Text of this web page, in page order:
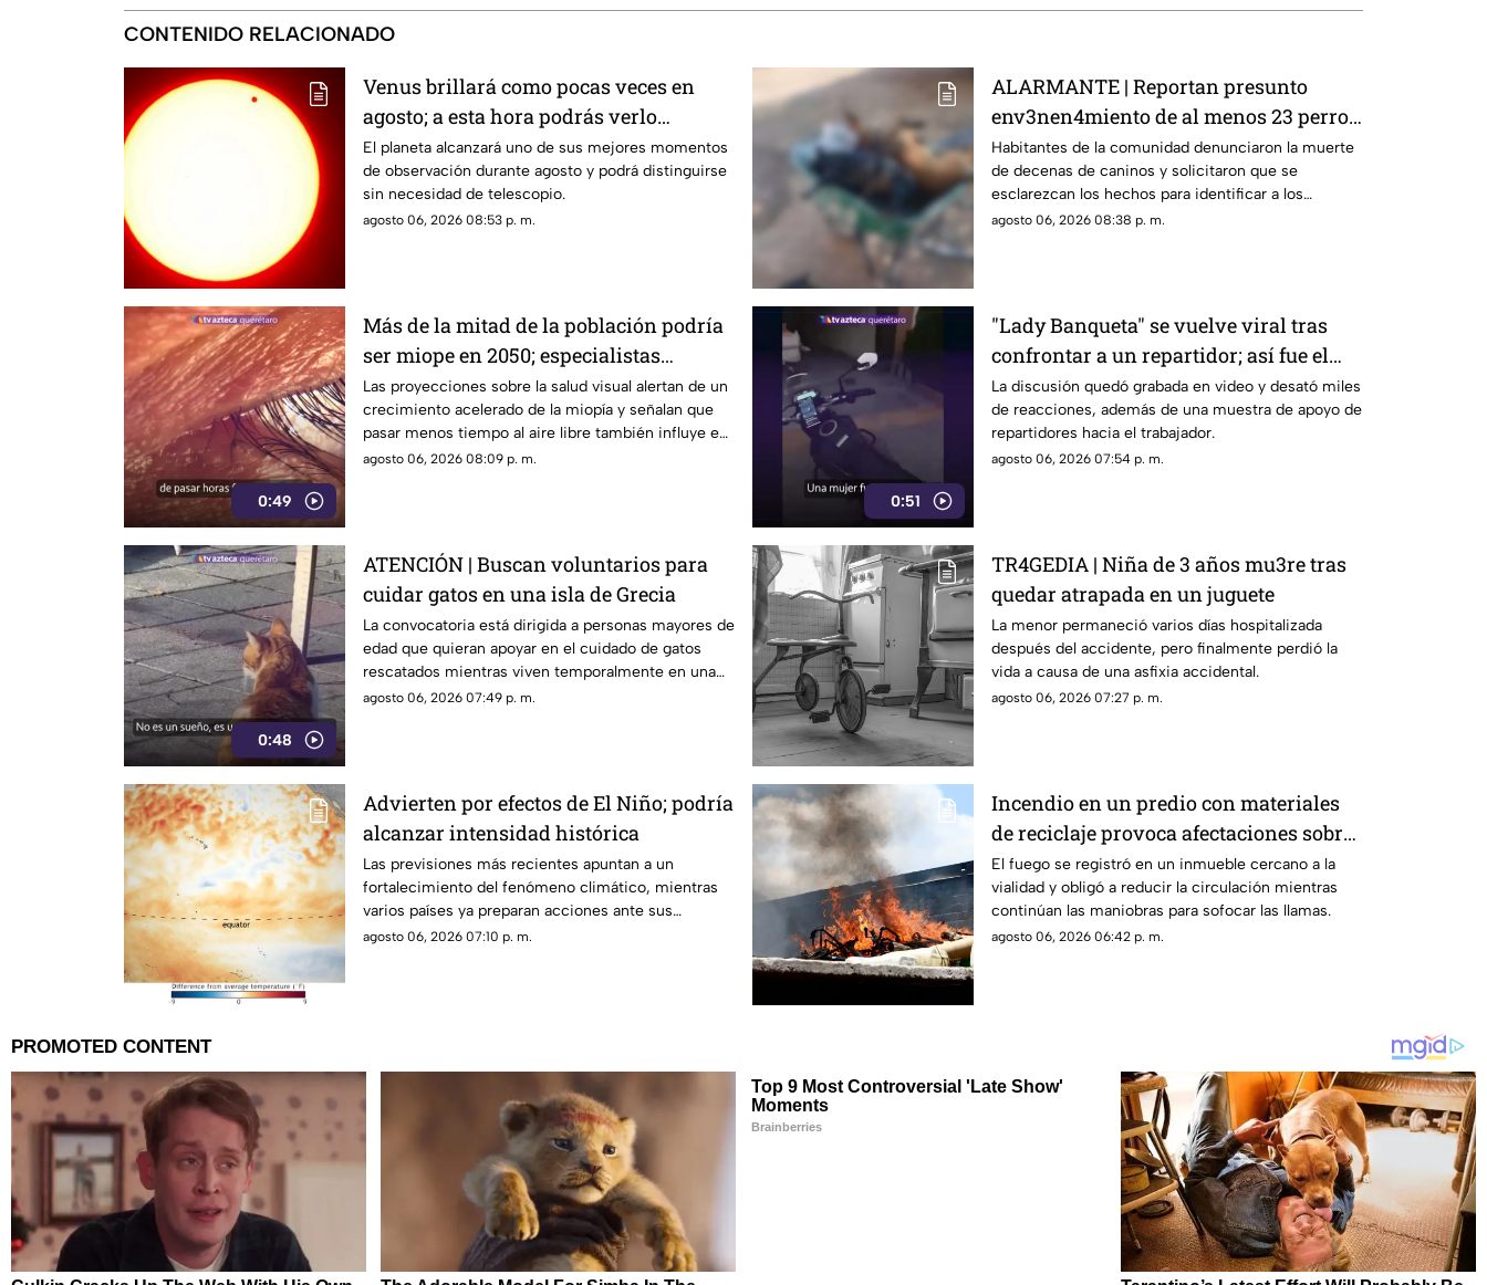
CONTENIDO RELACIONADO
Venus brillará como pocas veces en
agosto; a esta hora podrás verlo
durante este mes
El planeta alcanzará uno de sus mejores momentos
de observación durante agosto y podrá distinguirse
sin necesidad de telescopio.
agosto 06, 2026 08:53 p. m.
ALARMANTE | Reportan presunto
env3nen4miento de al menos 23 perros
en esta zona de Querétaro: IMAGENES
SENSIBLES
Habitantes de la comunidad denunciaron la muerte
de decenas de caninos y solicitaron que se
esclarezcan los hechos para identificar a los
posibles responsables.
agosto 06, 2026 08:38 p. m.
0:49
Más de la mitad de la población podría
ser miope en 2050; especialistas
advierten las causas
Las proyecciones sobre la salud visual alertan de un
crecimiento acelerado de la miopía y señalan que
pasar menos tiempo al aire libre también influye en
su desarrollo.
agosto 06, 2026 08:09 p. m.
0:51
"Lady Banqueta" se vuelve viral tras
confrontar a un repartidor; así fue el
momento
La discusión quedó grabada en video y desató miles
de reacciones, además de una muestra de apoyo de
repartidores hacia el trabajador.
agosto 06, 2026 07:54 p. m.
0:48
ATENCIÓN | Buscan voluntarios para
cuidar gatos en una isla de Grecia
La convocatoria está dirigida a personas mayores de
edad que quieran apoyar en el cuidado de gatos
rescatados mientras viven temporalmente en una
isla griega.
agosto 06, 2026 07:49 p. m.
TR4GEDIA | Niña de 3 años mu3re tras
quedar atrapada en un juguete
La menor permaneció varios días hospitalizada
después del accidente, pero finalmente perdió la
vida a causa de una asfixia accidental.
agosto 06, 2026 07:27 p. m.
Advierten por efectos de El Niño; podría
alcanzar intensidad histórica
Las previsiones más recientes apuntan a un
fortalecimiento del fenómeno climático, mientras
varios países ya preparan acciones ante sus
posibles efectos.
agosto 06, 2026 07:10 p. m.
Incendio en un predio con materiales
de reciclaje provoca afectaciones sobre
la carretera 57
El fuego se registró en un inmueble cercano a la
vialidad y obligó a reducir la circulación mientras
continúan las maniobras para sofocar las llamas.
agosto 06, 2026 06:42 p. m.